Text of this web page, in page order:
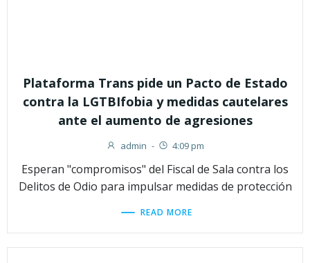
Plataforma Trans pide un Pacto de Estado
contra la LGTBIfobia y medidas cautelares
ante el aumento de agresiones
admin - 4:09 pm
Esperan "compromisos" del Fiscal de Sala contra los
Delitos de Odio para impulsar medidas de protección
READ MORE